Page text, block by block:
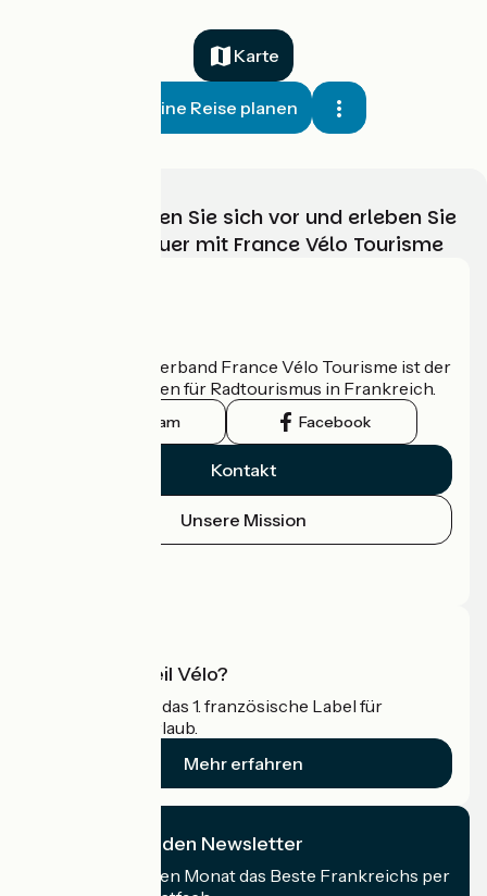
Karte
Meine Reise planen
Wählen, bereiten Sie sich vor und erleben Sie
Ihr Radabenteuer mit France Vélo Tourisme
Der nationale Verband France Vélo Tourisme ist der
offizielle Leitfaden für Radtourismus in Frankreich.
Instagram Facebook
Kontakt
Unsere Mission
Was ist Accueil Vélo?
Accueil Vélo ist das 1. französische Label für
Radfahrer im Urlaub.
Mehr erfahren
Ich abonniere den Newsletter
Erhalten Sie jeden Monat das Beste Frankreichs per